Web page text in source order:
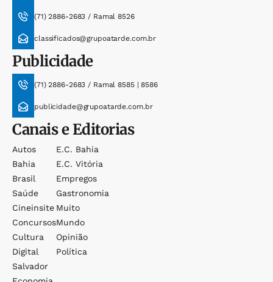
(71) 2886-2683 / Ramal 8526
classificados@grupoatarde.com.br
Publicidade
(71) 2886-2683 / Ramal 8585 | 8586
publicidade@grupoatarde.com.br
Canais e Editorias
Autos
Bahia
Brasil
Saúde
Cineinsite
Concursos
Cultura
Digital
Salvador
E.c. Bahia
E.c. Vitória
Empregos
Gastronomia
Muito
Mundo
Opinião
Política